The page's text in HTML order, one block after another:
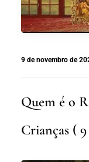
9 de novembro de
Quem é o
Crianças (